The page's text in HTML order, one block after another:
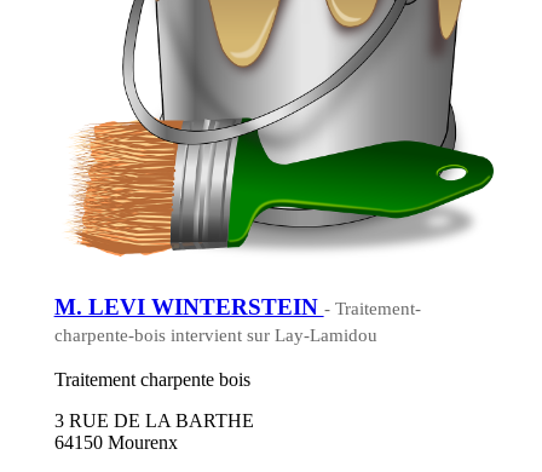
M. LEVI WINTERSTEIN - Traitement-
charpente-bois intervient sur Lay-Lamidou
Traitement charpente bois
3 RUE DE LA BARTHE
64150 Mourenx